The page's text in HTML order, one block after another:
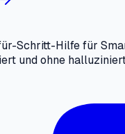
Schritt-Hilfe für
und ohne